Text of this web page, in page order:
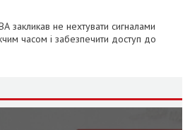
закликав не нехтувати сигналами
часом і забезпечити доступ до